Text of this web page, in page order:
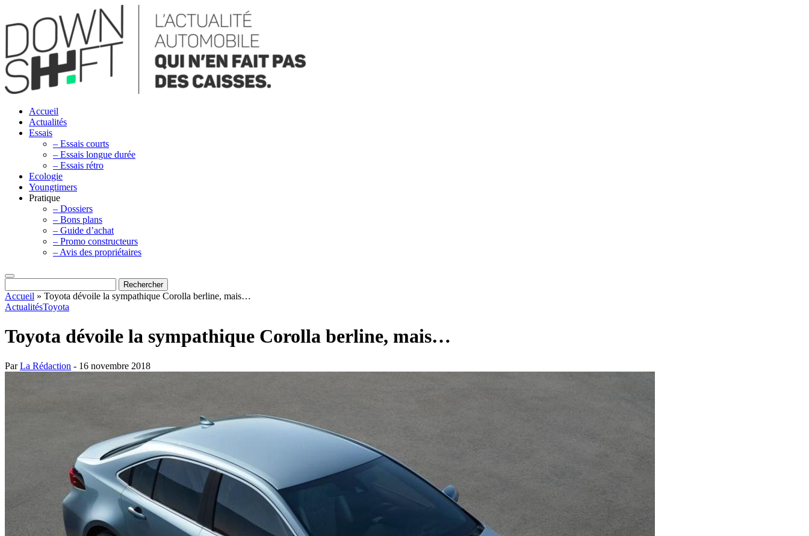
Accueil
Actualités
Essais
– Essais courts
– Essais longue durée
– Essais rétro
Ecologie
Youngtimers
Pratique
– Dossiers
– Bons plans
– Guide d’achat
– Promo constructeurs
– Avis des propriétaires
Accueil » Toyota dévoile la sympathique Corolla berline, mais…
ActualitésToyota
Toyota dévoile la sympathique Corolla berline, mais…
ParLa Rédaction - 16 novembre 2018